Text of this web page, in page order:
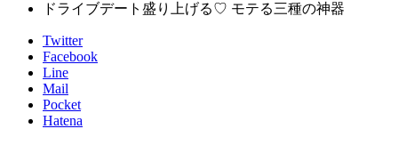
ドライブデート盛り上げる♡ モテる三種の神器
Twitter
Facebook
Line
Mail
Pocket
Hatena